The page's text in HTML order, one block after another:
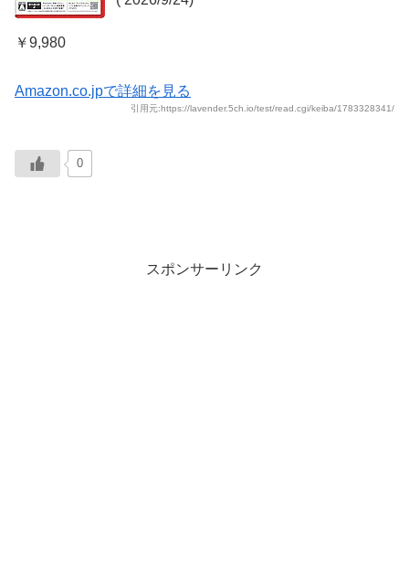
￥9,980
Amazon.co.jpで詳細を見る
引用元:https://lavender.5ch.io/test/read.cgi/keiba/1783328341/
0
スポンサーリンク